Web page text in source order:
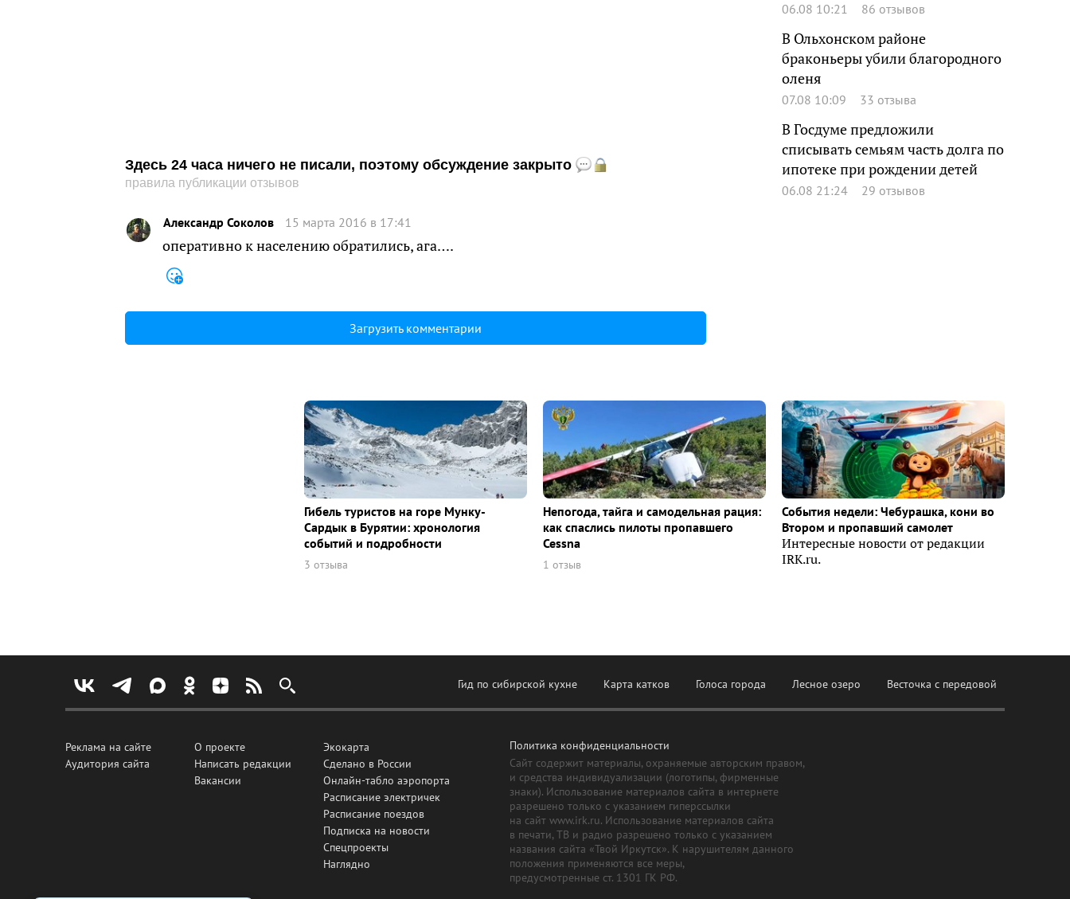
Здесь 24 часа ничего не писали, поэтому обсуждение закрыто
правила публикации отзывов
Александр Соколов 15 марта 2016 в 17:41
оперативно к населению обратились, ага….
Загрузить комментарии
06.08 10:21 86 отзывов
В Ольхонском районе
браконьеры убили благородного
оленя
07.08 10:09 33 отзыва
В Госдуме предложили
списывать семьям часть долга по
ипотеке при рождении детей
06.08 21:24 29 отзывов
Гибель туристов на горе Мунку-
Сардык в Бурятии: хронология
событий и подробности
3 отзыва
Непогода, тайга и самодельная рация:
как спаслись пилоты пропавшего
Cessna
1 отзыв
События недели: Чебурашка, кони во
Втором и пропавший самолет
Интересные новости от редакции
IRK.ru.
Гид по сибирской кухне Карта катков Голоса города Лесное озеро Весточка с передовой
Реклама на сайте
Аудитория сайта
О проекте
Написать редакции
Вакансии
Экокарта
Сделано в России
Онлайн-табло аэропорта
Расписание электричек
Расписание поездов
Подписка на новости
Спецпроекты
Наглядно
Политика конфиденциальности
Сайт содержит материалы, охраняемые авторским правом,
и средства индивидуализации (логотипы, фирменные
знаки). Использование материалов сайта в интернете
разрешено только с указанием гиперссылки
на сайт www.irk.ru. Использование материалов сайта
в печати, ТВ и радио разрешено только с указанием
названия сайта «Твой Иркутск». К нарушителям данного
положения применяются все меры,
предусмотренные ст. 1301 ГК РФ.